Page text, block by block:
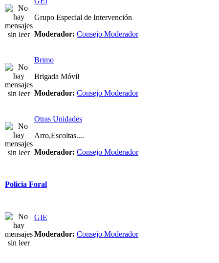
Grupo Especial de Intervención
Moderador: Consejo Moderador
Brimo
Brigada Móvil
Moderador: Consejo Moderador
Otras Unidades
Arro,Escoltas....
Moderador: Consejo Moderador
Policia Foral
GIE
Moderador: Consejo Moderador